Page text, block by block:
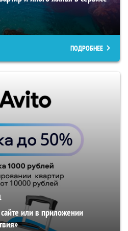
ПОДРОБНЕЕ
или в приложении